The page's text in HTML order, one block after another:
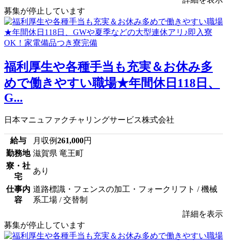
募集が停止しています
福利厚生や各種手当も充実＆お休み多
めで働きやすい職場★年間休日118日、
G...
日本マニュファクチャリングサービス株式会社
給与 月収例261,000円
勤務地 滋賀県 竜王町
寮・社
宅
あり
仕事内
容
道路標識・フェンスの加工・フォークリフト / 機械
系工場 / 交替制
詳細を表示
募集が停止しています